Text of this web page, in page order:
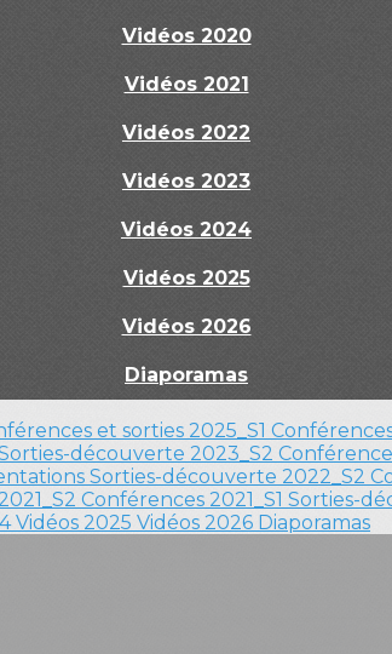
Vidéos 2020
Vidéos 2021
Vidéos 2022
Vidéos 2023
Vidéos 2024
Vidéos 2025
Vidéos 2026
Diaporamas
et sorties 2025_S1
découverte 2023_S2
Sorties-découverte 2022_S2
Conférences 2021_S1 Sorties-
Vidéos 2025 Vidéos 2026 Diaporamas